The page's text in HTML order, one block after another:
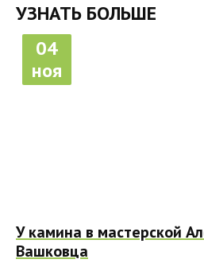
УЗНАТЬ БОЛЬШЕ
04
ноя
У камина в мастерской
Вашковца